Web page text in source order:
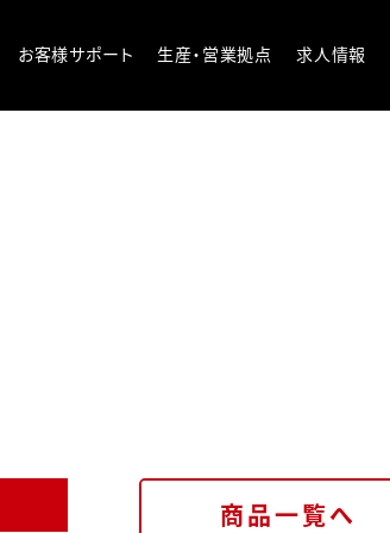
お客様サポート 生産・営業拠点 求人情報
商品一覧へ